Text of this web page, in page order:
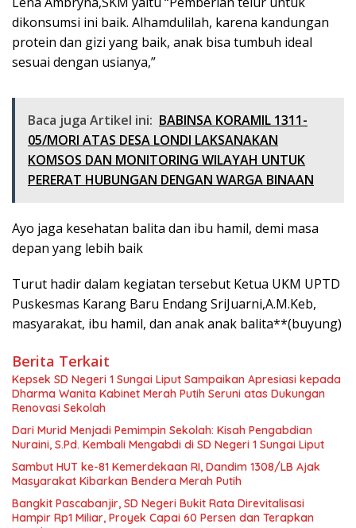
dikonsumsi ini baik. Alhamdulilah, karena kandungan
protein dan gizi yang baik, anak bisa tumbuh ideal
sesuai dengan usianya,”
Baca juga Artikel ini: BABINSA KORAMIL 1311-
05/MORI ATAS DESA LONDI LAKSANAKAN
KOMSOS DAN MONITORING WILAYAH UNTUK
PERERAT HUBUNGAN DENGAN WARGA BINAAN
Ayo jaga kesehatan balita dan ibu hamil, demi masa
depan yang lebih baik
Turut hadir dalam kegiatan tersebut Ketua UKM UPTD
Puskesmas Karang Baru Endang SriJuarni,A.M.Keb,
masyarakat, ibu hamil, dan anak anak balita**(buyung)
Berita Terkait
Kepsek SD Negeri 1 Sungai Liput Sampaikan Apresiasi kepada
Dharma Wanita Kabinet Merah Putih Seruni atas Dukungan
Renovasi Sekolah
Dari Murid Menjadi Pemimpin Sekolah: Kisah Pengabdian
Nuraini, S.Pd. Kembali Mengabdi di SD Negeri 1 Sungai Liput
Sambut HUT ke-81 Kemerdekaan RI, Dandim 1308/LB Ajak
Masyarakat Kibarkan Bendera Merah Putih
Bangkit Pascabanjir, SD Negeri Bukit Rata Direvitalisasi
Hampir Rp1 Miliar, Proyek Capai 60 Persen dan Terapkan